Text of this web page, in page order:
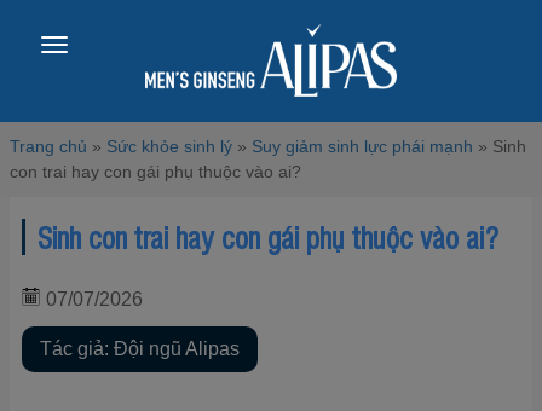
Toggle
Trang chủ » Sức khỏe sinh lý » Suy giảm sinh lực phái mạnh » Sinh
con trai hay con gái phụ thuộc vào ai?
Sinh con trai hay con gái phụ thuộc vào ai?
07/07/2026
Tác giả: Đội ngũ Alipas